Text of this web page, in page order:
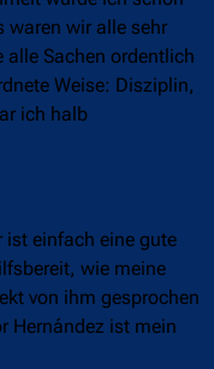
waren wir alle sehr
Sachen ordentlich
Weise: Disziplin,
ich halb
ist einfach eine gute
wie meine
von ihm gesprochen
Hernández ist mein